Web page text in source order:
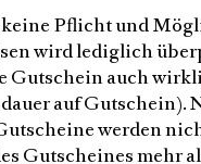
Pflicht und
wird lediglich
Gutschein auch
auf Gutschein).
werden
Gutscheines mehr